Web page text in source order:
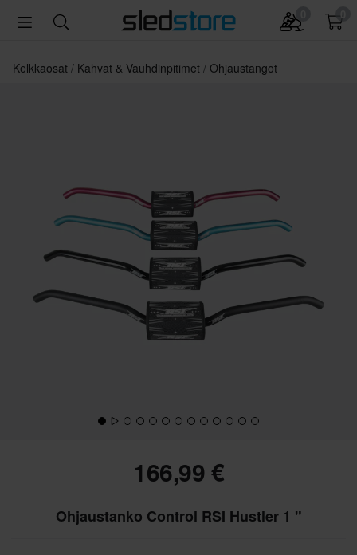
Kelkkaosat Kahvat & Vauhdinpitimet Ohjaustangot
166,99 €
Ohjaustanko Control RSI Hustler 1 "